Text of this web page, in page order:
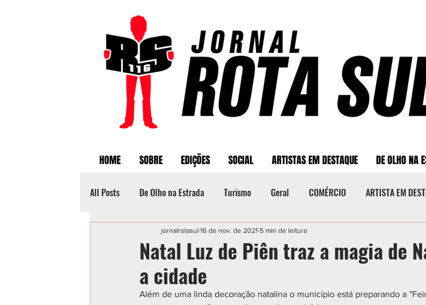
HOME SOBRE EDIÇÕES SOCIAL ARTISTAS EM DESTAQUE DE OLHO NA
All Posts De Olho na Estrada Turismo Geral COMÉRCIO ARTISTA EM
Categoria sem título POLICIAL ESPORTE CIDADES
Natal Luz de Piên traz a magia de
a cidade
jornalrotasul 16 de nov. de 2021 5 min de leitura
Além de uma linda decoração natalina o município está preparando a